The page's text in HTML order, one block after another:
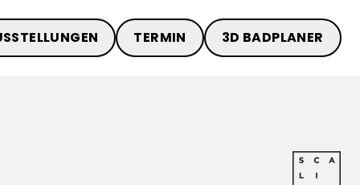
TERMIN 3D BADPLANER